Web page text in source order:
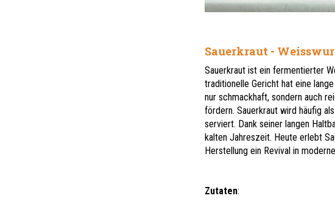
Sauerkraut -
Sauerkraut ist ein fermentierter
traditionelle Gericht hat eine
nur schmackhaft, sondern auch
fördern. Sauerkraut wird häufig
serviert. Dank seiner langen
kalten Jahreszeit. Heute erlebt
Herstellung ein Revival in
Zutaten: